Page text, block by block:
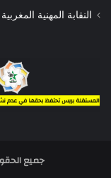
النقابة المهنية
جميع الحقوق